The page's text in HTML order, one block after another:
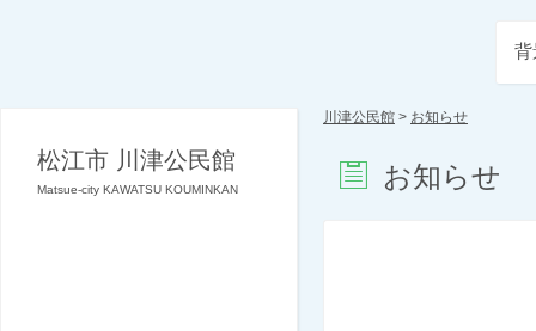
松江市 川津公民館
Matsue-city KAWATSU KOUMINKAN
背
川津公民館 > お知らせ
お知らせ